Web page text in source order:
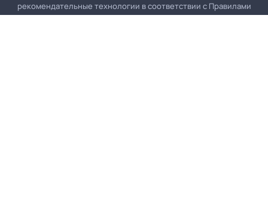
рекомендательные технологии в соответствии с Правилами